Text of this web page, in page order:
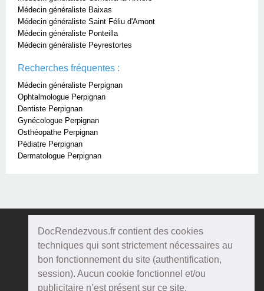
DocRendezvous.fr contient des cookies
techniques qui sont strictement nécessaires au
bon fonctionnement du site (authentification,
session). Aucun cookie fonctionnel et/ou
publicitaire n’est présent sur ce site.
Médecin généraliste Baixas
Médecin généraliste Saint Féliu d'Amont
Médecin généraliste Ponteilla
Médecin généraliste Peyrestortes
Recherches fréquentes :
Médecin généraliste Perpignan
Ophtalmologue Perpignan
Dentiste Perpignan
Gynécologue Perpignan
Osthéopathe Perpignan
Pédiatre Perpignan
Dermatologue Perpignan
DocRendezvous
Qui sommes-nous ?